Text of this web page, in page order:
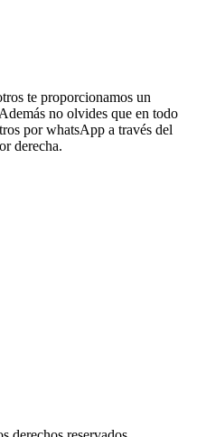
te proporcionamos un
no olvides que en todo
por whatsApp a través del
derecha.